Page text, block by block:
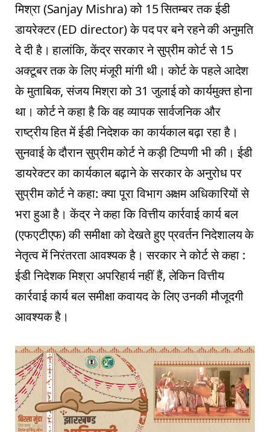
मिश्रा (Sanjay Mishra) को 15 सितम्बर तक ईडी
डायरेक्टर (ED director) के पद पर बने रहने की अनुमति
दे दी है। हालांकि, केंद्र सरकार ने सुप्रीम कोर्ट से 15
अक्टूबर तक के लिए मंजूरी मांगी थी। कोर्ट के पहले आदेश
के मुताबिक, संजय मिश्रा को 31 जुलाई को कार्यमुक्त होना
था। कोर्ट ने कहा है कि वह व्यापक सार्वजनिक और
राष्ट्रीय हित में ईडी निदेशक का कार्यकाल बढ़ा रहा है।
सुनवाई के दौरान सुप्रीम कोर्ट ने कड़ी टिप्पणी भी की। ईडी
डायरेक्टर का कार्यकाल बढ़ाने के सरकार के अनुरोध पर
सुप्रीम कोर्ट ने कहा: क्या पूरा विभाग अक्षम अधिकारियों से
भरा हुआ है। केंद्र ने कहा कि वित्तीय कार्रवाई कार्य बल
(एफएटीएफ) की समीक्षा को देखते हुए प्रवर्तन निदेशालय के
नेतृत्व में निरंतरता आवश्यक है। सरकार ने कोर्ट से कहा :
ईडी निदेशक मिश्रा अपरिहार्य नहीं हैं, लेकिन वित्तीय
कार्रवाई कार्य बल समीक्षा कवायद के लिए उनकी मौजूदगी
आवश्यक है।